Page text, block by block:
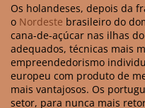
Os holandeses, depois da
o Nordeste brasileiro do
cana-de-açúcar nas ilhas do
adequados, técnicas mais
empreendedorismo
europeu com produto de
mais vantajosos. Os
setor, para nunca mais